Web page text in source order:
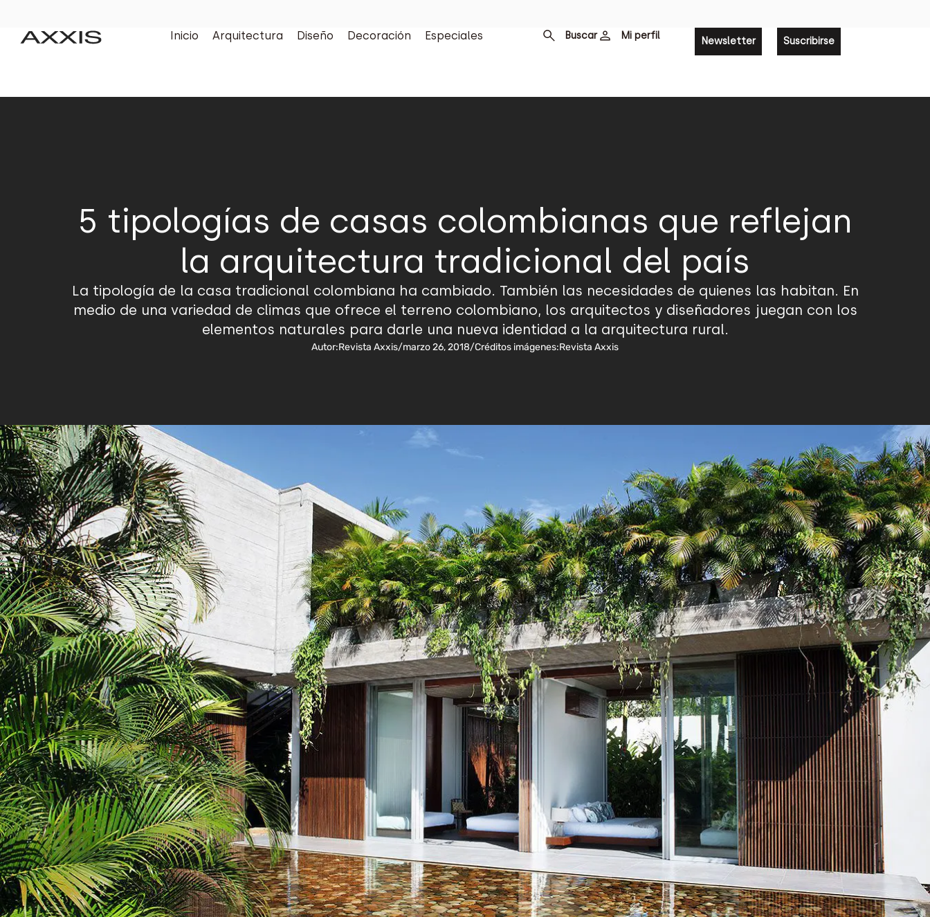
Inicio Arquitectura Diseño Decoración Especiales Buscar Mi perfil Newsletter Suscribirse
5 tipologías de casas colombianas que reflejan
la arquitectura tradicional del país
La tipología de la casa tradicional colombiana ha cambiado. También las necesidades de quienes las habitan. En
medio de una variedad de climas que ofrece el terreno colombiano, los arquitectos y diseñadores juegan con los
elementos naturales para darle una nueva identidad a la arquitectura rural.
Autor:Revista Axxis/marzo 26, 2018/Créditos imágenes:Revista Axxis